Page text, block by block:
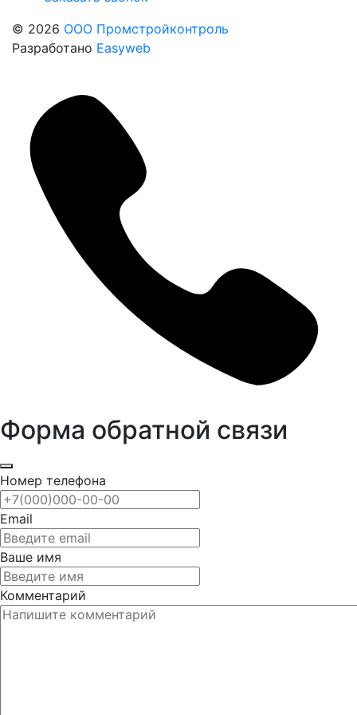
© 2026 ООО Промстройконтроль
Разработано Easyweb
Форма обратной связи
Номер телефона
Email
Ваше имя
Комментарий